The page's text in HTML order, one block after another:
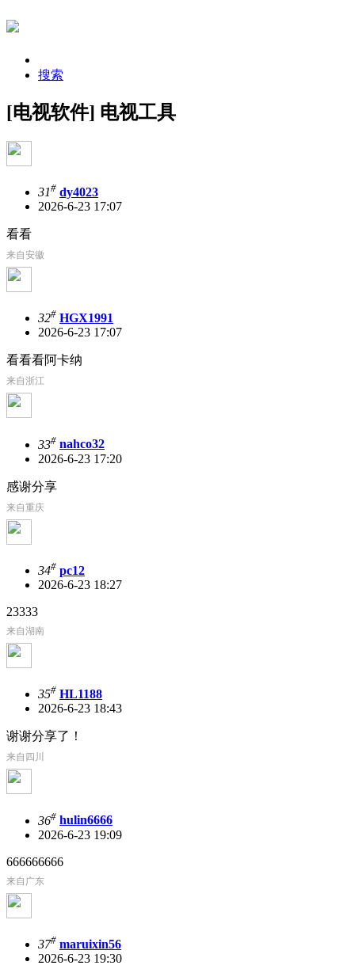
搜索
[电视软件] 电视工具
31# dy4023
2026-6-23 17:07
看看
来自安徽
32# HGX1991
2026-6-23 17:07
看看看阿卡纳
来自浙江
33# nahco32
2026-6-23 17:20
感谢分享
来自重庆
34# pc12
2026-6-23 18:27
23333
来自湖南
35# HL1188
2026-6-23 18:43
谢谢分享了！
来自四川
36# hulin6666
2026-6-23 19:09
666666666
来自广东
37# maruixin56
2026-6-23 19:30